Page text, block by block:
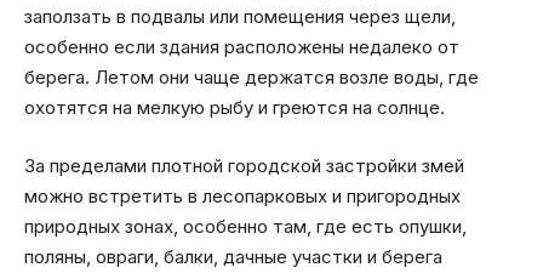
заползать в подвалы или помещения через щели,
особенно если здания расположены недалеко от
берега. Летом они чаще держатся возле воды, где
охотятся на мелкую рыбу и греются на солнце.
За пределами плотной городской застройки змей
можно встретить в лесопарковых и пригородных
природных зонах, особенно там, где есть опушки,
поляны, овраги, балки, дачные участки и берега